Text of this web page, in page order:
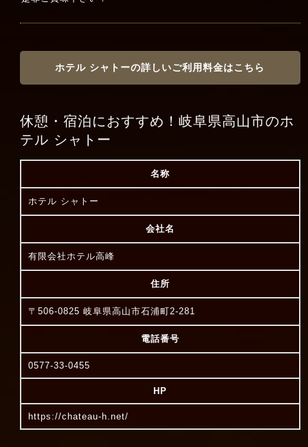
ホテル シャトーの詳しいご利用料金はこちら
休憩・宿泊におすすめ！岐阜県高山市のホ
テル シャトー
名称
ホテル シャトー
会社名
有限会社ホテル高峰
住所
〒506-0825 岐阜県高山市石浦町2-281
電話番号
0577-33-0455
HP
https://chateau-h.net/